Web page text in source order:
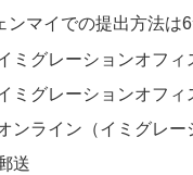
ンマイでの提出方法は
ミグレーションオフィ
ミグレーションオフ
ンライン（イミグレ
送